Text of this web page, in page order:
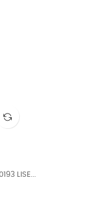
BRAGA LAZOS ABB0193 LISE...